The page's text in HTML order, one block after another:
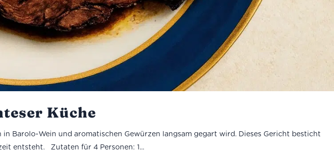
Küche
Barolo-Wein und aromatischen Gewürzen langsam gegart wird. Dieses Gericht besticht
entsteht. Zutaten für 4 Personen: 1...